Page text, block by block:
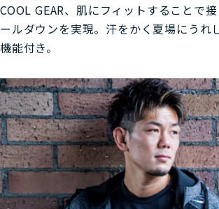
COOL GEAR、肌にフィットすることで
ールダウンを実現。汗をかく夏場にうれ
機能付き。